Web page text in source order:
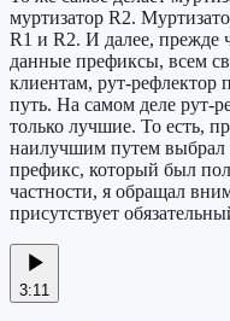
муртизатор R2.
R1 и R2. И далее, прежде
данные префиксы, всем
клиентам, рут-рефлектор
путь. На самом деле рут-
только лучшие. То есть,
наилучшим путем выбрал
префикс, который был
частности, я обращал
присутствует
3:11